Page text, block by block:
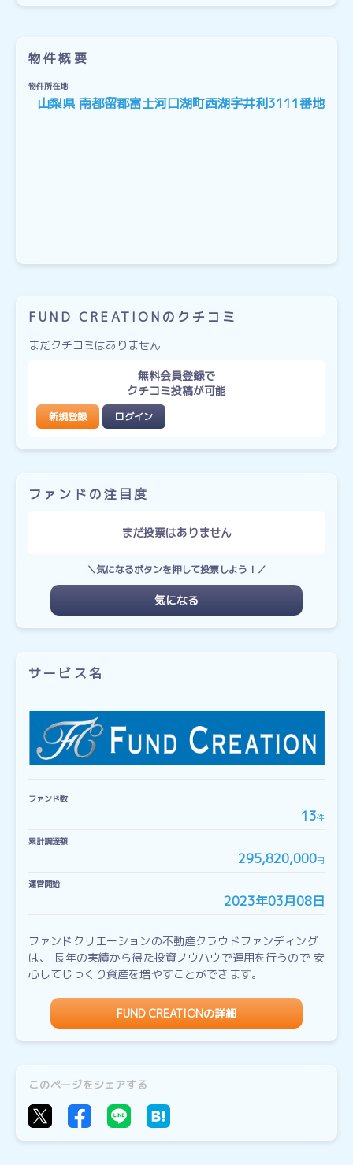
物件概要
物件所在地
山梨県 南都留郡富士河口湖町西湖字井利3111番地
FUND CREATIONのクチコミ
まだクチコミはありません
無料会員登録で
クチコミ投稿が可能
新規登録 ログイン
ファンドの注目度
まだ投票はありません
＼気になるボタンを押して投票しよう！／
気になる
サービス名
ファンド数
13件
累計調達額
295,820,000円
運営開始
2023年03月08日
ファンドクリエーションの不動産クラウドファンディング
は、 長年の実績から得た投資ノウハウで運用を行うので 安
心してじっくり資産を増やすことができます。
FUND CREATIONの詳細
このページをシェアする